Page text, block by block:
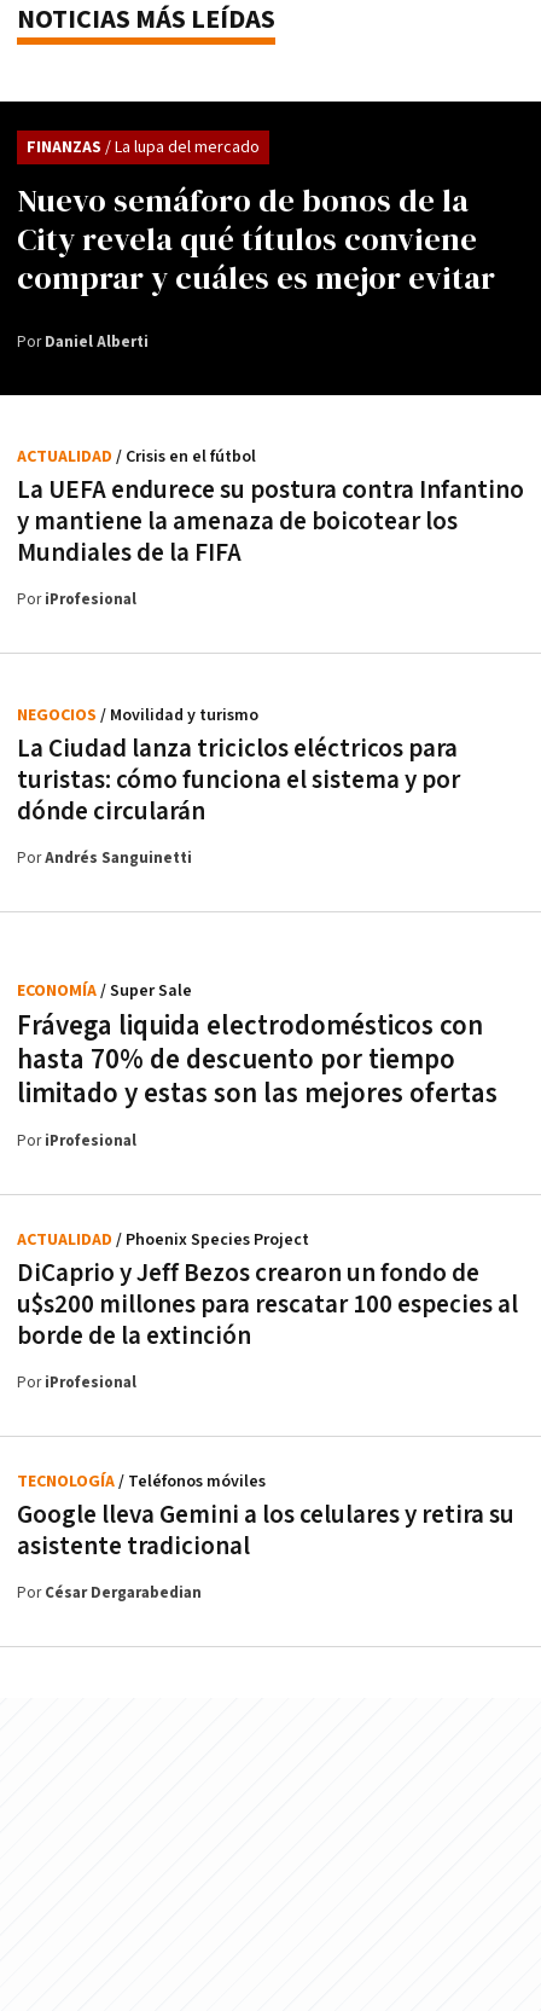
NOTICIAS MÁS LEÍDAS
Nuevo semáforo de bonos de la
City revela qué títulos conviene
comprar y cuáles es mejor evitar
FINANZAS / La lupa del mercado
PorDaniel Alberti
La UEFA endurece su postura contra Infantino
y mantiene la amenaza de boicotear los
Mundiales de la FIFA
ACTUALIDAD / Crisis en el fútbol
PoriProfesional
La Ciudad lanza triciclos eléctricos para
turistas: cómo funciona el sistema y por
dónde circularán
NEGOCIOS / Movilidad y turismo
PorAndrés Sanguinetti
Frávega liquida electrodomésticos con
hasta 70% de descuento por tiempo
limitado y estas son las mejores ofertas
ECONOMÍA/ Super Sale
PoriProfesional
DiCaprio y Jeff Bezos crearon un fondo de
u$s200 millones para rescatar 100 especies al
borde de la extinción
ACTUALIDAD / Phoenix Species Project
PoriProfesional
Google lleva Gemini a los celulares y retira su
asistente tradicional
TECNOLOGÍA/ Teléfonos móviles
PorCésar Dergarabedian